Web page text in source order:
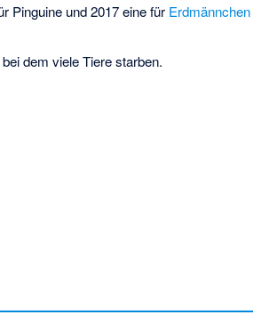
Pinguine und 2017 eine für Erdmännchen
bei dem viele Tiere starben.